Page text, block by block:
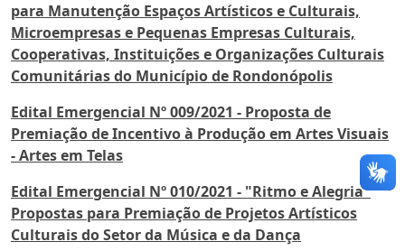
para Manutenção Espaços Artísticos e Culturais,
Microempresas e Pequenas Empresas Culturais,
Cooperativas, Instituições e Organizações Culturais
Comunitárias do Município de Rondonópolis
Edital Emergencial Nº 009/2021 - Proposta de
Premiação de Incentivo à Produção em Artes Visuais
- Artes em Telas
Edital Emergencial Nº 010/2021 - "Ritmo e Alegria"
Propostas para Premiação de Projetos Artísticos
Culturais do Setor da Música e da Dança